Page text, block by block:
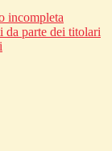
incompleta
da parte dei titolari